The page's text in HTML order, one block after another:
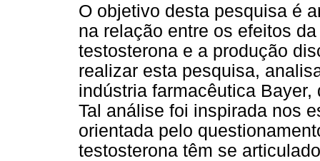
O objetivo desta pesquisa é
na relação entre os efeitos
testosterona e a produção
realizar esta pesquisa,
indústria farmacêutica
Tal análise foi inspirada nos
orientada pelo
testosterona têm se